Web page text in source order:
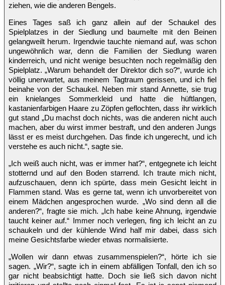
ziehen, wie die anderen Bengels.
Eines Tages saß ich ganz allein auf der Schaukel des
Spielplatzes in der Siedlung und baumelte mit den Beinen
gelangweilt herum. Irgendwie tauchte niemand auf, was schon
ungewöhnlich war, denn die Familien der Siedlung waren
kinderreich, und nicht wenige besuchten noch regelmäßig den
Spielplatz. „Warum behandelt der Direktor dich so?“, wurde ich
völlig unerwartet, aus meinem Tagtraum gerissen, und ich fiel
beinahe von der Schaukel. Neben mir stand Annette, sie trug
ein knielanges Sommerkleid und hatte die hüftlangen,
kastanienfarbigen Haare zu Zöpfen geflochten, dass ihr wirklich
gut stand „Du machst doch nichts, was die anderen nicht auch
machen, aber du wirst immer bestraft, und den anderen Jungs
lässt er es meist durchgehen. Das finde ich ungerecht, und ich
verstehe es auch nicht.“, sagte sie.
„Ich weiß auch nicht, was er immer hat?“, entgegnete ich leicht
stotternd und auf den Boden starrend. Ich traute mich nicht,
aufzuschauen, denn ich spürte, dass mein Gesicht leicht in
Flammen stand. Was es gerne tat, wenn ich unvorbereitet von
einem Mädchen angesprochen wurde. „Wo sind denn all die
anderen?“, fragte sie mich. „Ich habe keine Ahnung, irgendwie
taucht keiner auf.“ Immer noch verlegen, fing ich leicht an zu
schaukeln und der kühlende Wind half mir dabei, dass sich
meine Gesichtsfarbe wieder etwas normalisierte.
„Wollen wir dann etwas zusammenspielen?“, hörte ich sie
sagen. „Wir?“, sagte ich in einem abfälligen Tonfall, den ich so
gar nicht beabsichtigt hatte. Doch sie ließ sich davon nicht